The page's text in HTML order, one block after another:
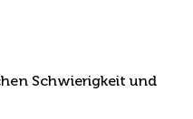
Schwierigkeit und